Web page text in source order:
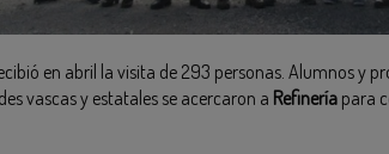
en abril la visita de 293 personas. Alumnos y
vascas y estatales se acercaron a Refinería para